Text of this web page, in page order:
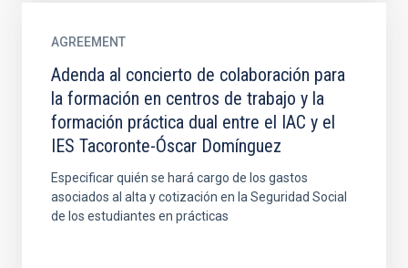
AGREEMENT
Adenda al concierto de colaboración para
la formación en centros de trabajo y la
formación práctica dual entre el IAC y el
IES Tacoronte-Óscar Domínguez
Especificar quién se hará cargo de los gastos
asociados al alta y cotización en la Seguridad Social
de los estudiantes en prácticas